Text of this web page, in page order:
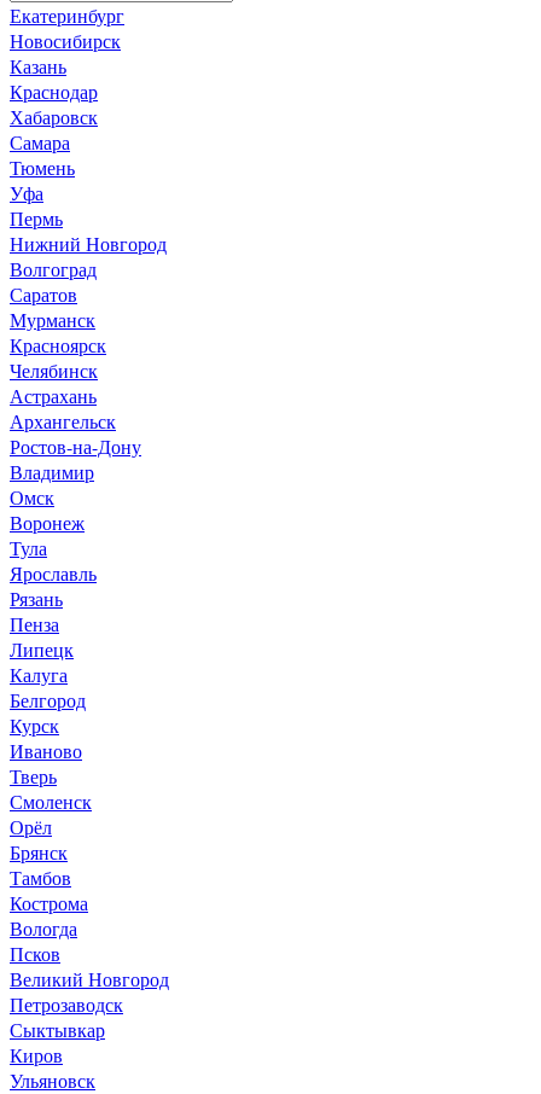
Екатеринбург
Новосибирск
Казань
Краснодар
Хабаровск
Самара
Тюмень
Уфа
Пермь
Нижний Новгород
Волгоград
Саратов
Мурманск
Красноярск
Челябинск
Астрахань
Архангельск
Ростов-на-Дону
Владимир
Омск
Воронеж
Тула
Ярославль
Рязань
Пенза
Липецк
Калуга
Белгород
Курск
Иваново
Тверь
Смоленск
Орёл
Брянск
Тамбов
Кострома
Вологда
Псков
Великий Новгород
Петрозаводск
Сыктывкар
Киров
Ульяновск